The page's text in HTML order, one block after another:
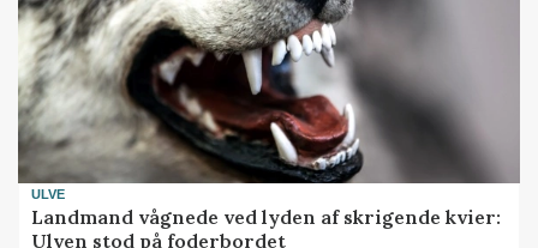
ULVE
Landmand vågnede ved lyden af skrigende kvier:
Ulven stod på foderbordet